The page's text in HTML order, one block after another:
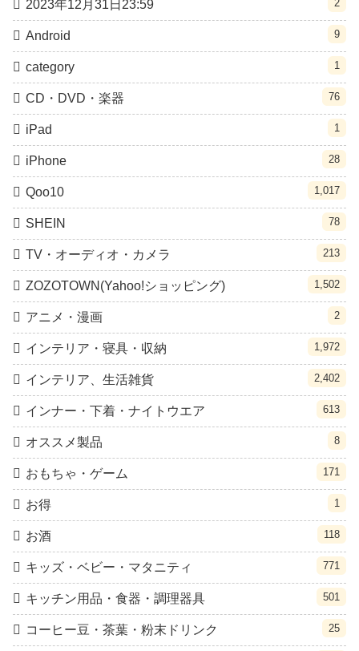
2023年12月31日23:59 2
Android 9
category 1
CD・DVD・楽器 76
iPad 1
iPhone 28
Qoo10 1,017
SHEIN 78
TV・オーディオ・カメラ 213
ZOZOTOWN(Yahoo!ショッピング) 1,502
アニメ・漫画 2
インテリア・寝具・収納 1,972
インテリア、生活雑貨 2,402
インナー・下着・ナイトウエア 613
オススメ製品 8
おもちゃ・ゲーム 171
お得 1
お酒 118
キッズ・ベビー・マタニティ 771
キッチン用品・食器・調理器具 501
コーヒー豆・茶葉・粉末ドリンク 25